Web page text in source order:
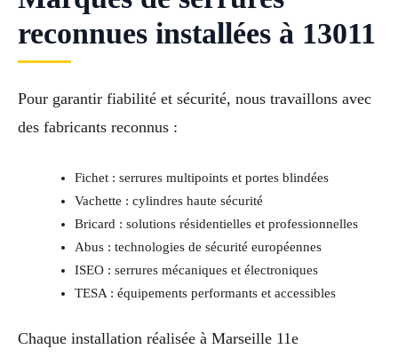
reconnues installées à 13011
Pour garantir fiabilité et sécurité, nous travaillons avec
des fabricants reconnus :
Fichet : serrures multipoints et portes blindées
Vachette : cylindres haute sécurité
Bricard : solutions résidentielles et professionnelles
Abus : technologies de sécurité européennes
ISEO : serrures mécaniques et électroniques
TESA : équipements performants et accessibles
Chaque installation réalisée à Marseille 11e